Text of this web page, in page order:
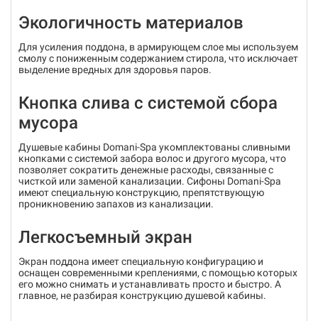
Экологичность материалов
Для усиления поддона, в армирующем слое мы используем
смолу с пониженным содержанием стирола, что исключает
выделение вредных для здоровья паров.
Кнопка слива с системой сбора
мусора
Душевые кабины Domani-Spa укомплектованы сливными
кнопками с системой забора волос и другого мусора, что
позволяет сократить денежные расходы, связанные с
чисткой или заменой канализации. Cифоны Domani-Spa
имеют специальную конструкцию, препятствующую
проникновению запахов из канализации.
Легкосъемный экран
Экран поддона имеет специальную конфигурацию и
оснащен современными креплениями, с помощью которых
его можно снимать и устанавливать просто и быстро. А
главное, не разбирая конструкцию душевой кабины.